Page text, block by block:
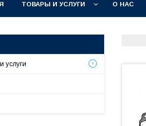
ТОВАРЫ И УСЛУГИ О НАС
услуги